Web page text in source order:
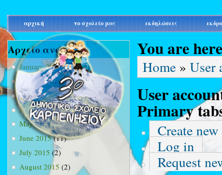
main_menu
αρχική το σχολείο μας εκδηλώσεις
Αρχείο ανά μήνα
January 2015(3)
February 2015(9)
March 2015(34)
April 2015(15)
May 2015(13)
June 2015(11)
July 2015 (2)
August 2015 (2)
You are here
Home » User
User
Primary
Create
Log in
Request